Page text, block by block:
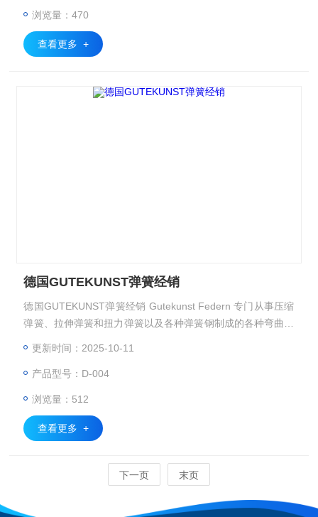
浏览量：470
查看更多 +
德国GUTEKUNST弹簧经销
德国GUTEKUNST弹簧经销 Gutekunst Federn 专门从事压缩
弹簧、拉伸弹簧和扭力弹簧以及各种弹簧钢制成的各种弯曲钢
更新时间：2025-10-11
产品型号：D-004
浏览量：512
查看更多 +
下一页 末页